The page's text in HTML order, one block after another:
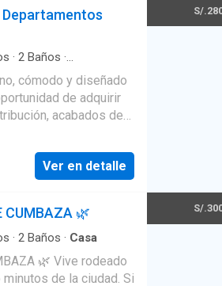
Departamentos
· 2 Baños ·
cómodo y diseñado
de adquirir
acabados de
Alto. Conectividad:
. Cercanía: A 3
médico o familias).
3 amplias
2 baños completos
acogedora e
funcional e
Ver en detalle
S/
CUMBAZA 🌿
· 2 Baños · Casa
🌿 Vive rodeado
de la ciudad. Si
S/